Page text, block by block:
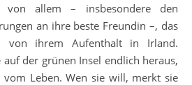
von allem – insbesondere den
an ihre beste Freundin –, das
von ihrem Aufenthalt in Irland.
der grünen Insel endlich heraus,
Leben. Wen sie will, merkt sie